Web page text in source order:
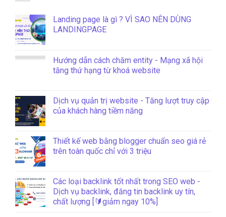
Landing page là gì ? VÌ SAO NÊN DÙNG
LANDINGPAGE
Hướng dẫn cách chăm entity - Mạng xã hội
tăng thứ hạng từ khoá website
Dịch vụ quản trị website - Tăng lượt truy cập
của khách hàng tiềm năng
Thiết kế web bằng blogger chuẩn seo giá rẻ
trên toàn quốc chỉ với 3 triệu
Các loại backlink tốt nhất trong SEO web -
Dịch vụ backlink, đăng tin backlink uy tín,
chất lượng [🔰giảm ngay 10%]